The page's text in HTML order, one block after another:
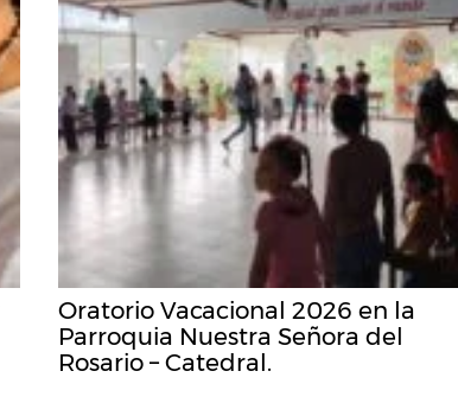
Oratorio Vacacional 2026 en la
Parroquia Nuestra Señora del
Rosario – Catedral.